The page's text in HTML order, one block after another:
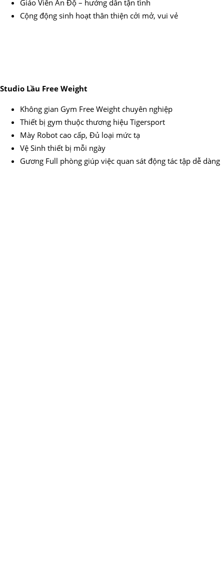
Giáo Viên Ấn Độ – hướng dẫn tận tình
Cộng động sinh hoạt thân thiện cởi mở, vui vẻ
Studio Lầu Free Weight
Không gian Gym Free Weight chuyên nghiệp
Thiết bị gym thuộc thương hiệu Tigersport
Mày Robot cao cấp, Đủ loại mức tạ
Vệ Sinh thiết bị mỗi ngày
Gương Full phòng giúp việc quan sát động tác tập dễ dàng